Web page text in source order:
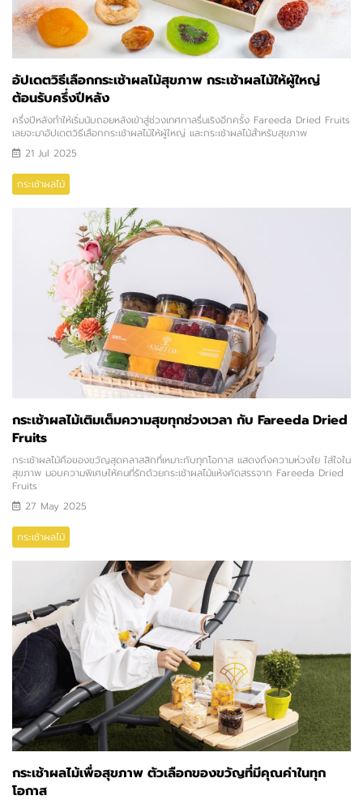
อัปเดตวิธีเลือกกระเช้าผลไม้สุขภาพ กระเช้าผลไม้ให้ผู้ใหญ่
ต้อนรับครึ่งปีหลัง
ครึ่งปีหลังทำให้เริ่มนับถอยหลังเข้าสู่ช่วงเทศกาลรื่นเริงอีกครั้ง Fareeda Dried Fruits
เลยจะมาอัปเดตวิธีเลือกกระเช้าผลไม้ให้ผู้ใหญ่ และกระเช้าผลไม้สำหรับสุขภาพ
21 Jul 2025
กระเช้าผลไม้
กระเช้าผลไม้เติมเต็มความสุขทุกช่วงเวลา กับ Fareeda Dried
Fruits
กระเช้าผลไม้คือของขวัญสุดคลาสสิกที่เหมาะกับทุกโอกาส แสดงถึงความห่วงใย ใส่ใจใน
สุขภาพ มอบความพิเศษให้คนที่รักด้วยกระเช้าผลไม้แห้งคัดสรรจาก Fareeda Dried
Fruits
27 May 2025
กระเช้าผลไม้
กระเช้าผลไม้เพื่อสุขภาพ ตัวเลือกของขวัญที่มีคุณค่าในทุก
โอกาส